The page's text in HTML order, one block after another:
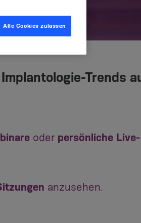
Trends
oder persönliche Live-
anzusehen.
Alle Cookies zulassen